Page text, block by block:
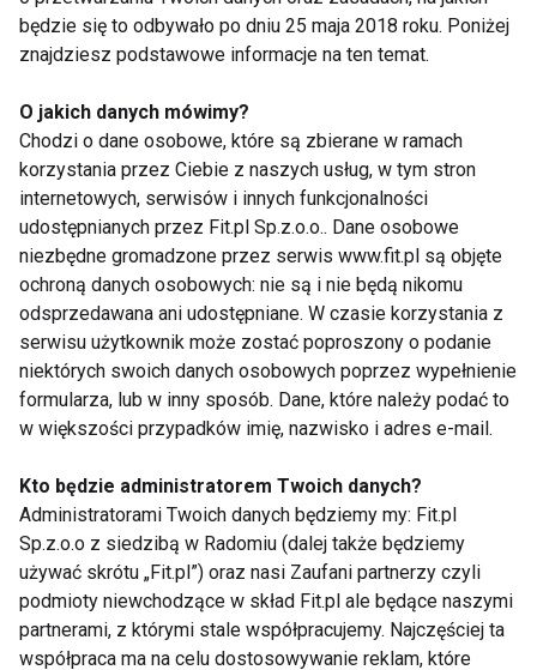
Zdrowie
Klinika Implantologii -
nowoczesne
rozwiązania dla
zdrowego i pięknego
uśmiechu
Jakie zabiegi
stomatologiczne
pomogą Ci zadbać o
piękny uśmiech?
Chiropraktyka i
biorezonans – kiedy
warto z nich
skorzystać?
Niezbędne dla serca i
mięśni. Dlaczego
warto suplementować
kwasy omega-3?
będzie się to odbywało po dniu 25 maja 2018 roku. Poniżej
znajdziesz podstawowe informacje na ten temat.
O jakich danych mówimy?
Chodzi o dane osobowe, które są zbierane w ramach
korzystania przez Ciebie z naszych usług, w tym stron
internetowych, serwisów i innych funkcjonalności
udostępnianych przez Fit.pl Sp.z.o.o.. Dane osobowe
niezbędne gromadzone przez serwis www.fit.pl są objęte
ochroną danych osobowych: nie są i nie będą nikomu
odsprzedawana ani udostępniane. W czasie korzystania z
serwisu użytkownik może zostać poproszony o podanie
niektórych swoich danych osobowych poprzez wypełnienie
formularza, lub w inny sposób. Dane, które należy podać to
w większości przypadków imię, nazwisko i adres e-mail.
Kto będzie administratorem Twoich danych?
Administratorami Twoich danych będziemy my: Fit.pl
Sp.z.o.o z siedzibą w Radomiu (dalej także będziemy
używać skrótu „Fit.pl”) oraz nasi Zaufani partnerzy czyli
podmioty niewchodzące w skład Fit.pl ale będące naszymi
partnerami, z którymi stale współpracujemy. Najczęściej ta
współpraca ma na celu dostosowywanie reklam, które